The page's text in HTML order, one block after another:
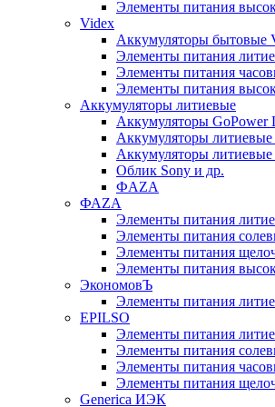
Элементы питания
Videx
Аккумуляторы бытовые
Элементы питания
Элементы питания
Элементы питания
Аккумуляторы литиевые
Аккумуляторы GoPower
Аккумуляторы литиевые
Аккумуляторы литиевые
Облик Sony и др.
ФAZA
ФАZA
Элементы питания
Элементы питания
Элементы питания
Элементы питания
ЭкономовЪ
Элементы питания
EPILSO
Элементы питания
Элементы питания
Элементы питания
Элементы питания
Generica ИЭК